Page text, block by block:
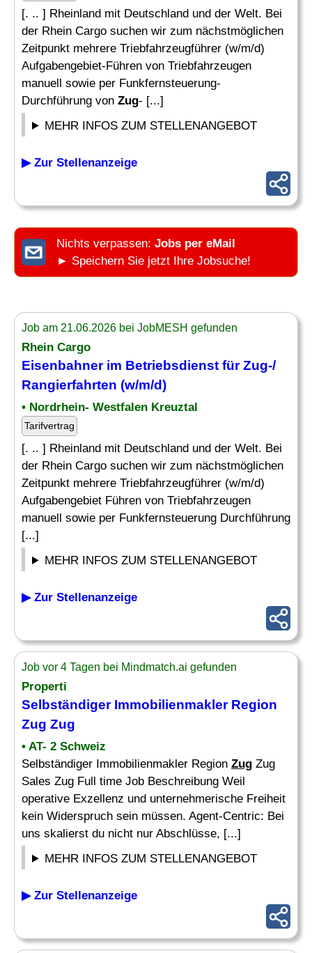
[. .. ] Rheinland mit Deutschland und der Welt. Bei
der Rhein Cargo suchen wir zum nächstmöglichen
Zeitpunkt mehrere Triebfahrzeugführer (w/m/d)
Aufgabengebiet-Führen von Triebfahrzeugen
manuell sowie per Funkfernsteuerung-
Durchführung von Zug- [...]
MEHR INFOS ZUM STELLENANGEBOT
▶ Zur Stellenanzeige
Nichts verpassen: Jobs per eMail
► Speichern Sie jetzt Ihre Jobsuche!
Job am 21.06.2026 bei JobMESH gefunden
Rhein Cargo
Eisenbahner im Betriebsdienst fürZug-/
Rangierfahrten (w/m/d)
• Nordrhein- Westfalen Kreuztal
Tarifvertrag
[. .. ] Rheinland mit Deutschland und der Welt. Bei
der Rhein Cargo suchen wir zum nächstmöglichen
Zeitpunkt mehrere Triebfahrzeugführer (w/m/d)
Aufgabengebiet Führen von Triebfahrzeugen
manuell sowie per Funkfernsteuerung Durchführung
[...]
MEHR INFOS ZUM STELLENANGEBOT
▶ Zur Stellenanzeige
Job vor 4 Tagen bei Mindmatch.ai gefunden
Properti
Selbständiger Immobilienmakler Region
Zug Zug
• AT- 2 Schweiz
Selbständiger Immobilienmakler Region Zug Zug
Sales Zug Full time Job Beschreibung Weil
operative Exzellenz und unternehmerische Freiheit
kein Widerspruch sein müssen. Agent-Centric: Bei
uns skalierst du nicht nur Abschlüsse, [...]
MEHR INFOS ZUM STELLENANGEBOT
▶ Zur Stellenanzeige